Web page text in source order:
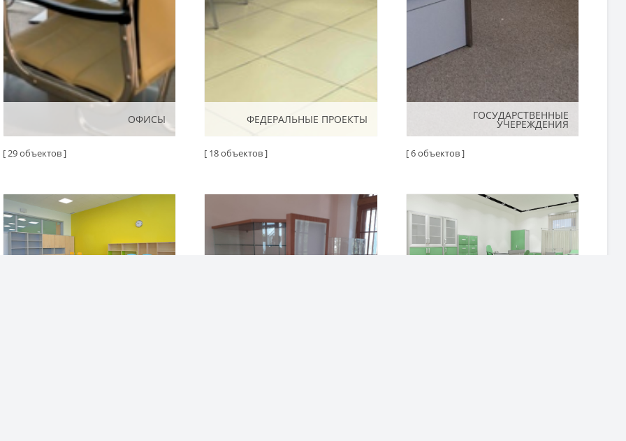
ОФИСЫ
ОФИСЫ
[ 29 объектов ]
ФЕДЕРАЛЬНЫЕ ПРОЕКТЫ
ФЕДЕРАЛЬНЫЕ ПРОЕКТЫ
[ 18 объектов ]
ГОСУДАРСТВЕННЫЕ
УЧЕРЕЖДЕНИЯ
ГОСУДАРСТВЕННЫЕ
УЧЕРЕЖДЕНИЯ
[ 6 объектов ]